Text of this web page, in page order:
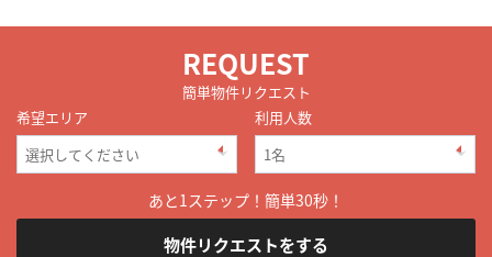
REQUEST
簡単物件リクエスト
希望エリア
利用人数
あと1ステップ！簡単30秒！
物件リクエストをする